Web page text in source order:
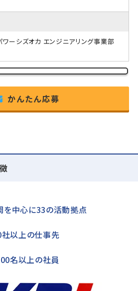
ワーシズオカ エンジニアリング事業部
かんたん応募
を中心に33の活動拠点
以上の仕事先
名以上の社員